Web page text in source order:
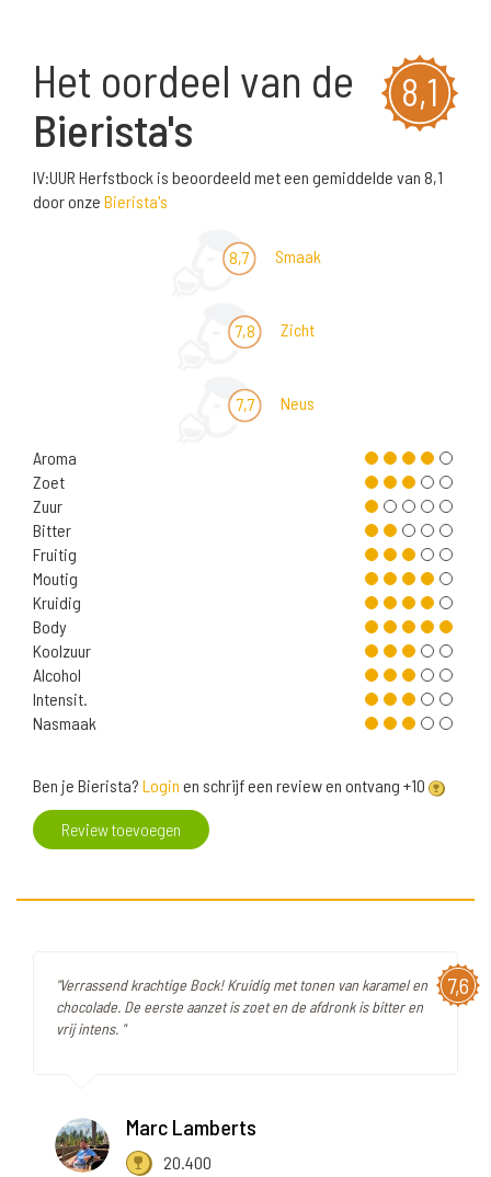
8,1
Het oordeel van de
Bierista's
IV:UUR Herfstbock is beoordeeld met een gemiddelde van 8,1
door onze Bierista's
8,7 Smaak
7,8 Zicht
7,7 Neus
Aroma
Zoet
Zuur
Bitter
Fruitig
Moutig
Kruidig
Body
Koolzuur
Alcohol
Intensit.
Nasmaak
Ben je Bierista? Login en schrijf een review en ontvang +10
Review toevoegen
7,6
"Verrassend krachtige Bock! Kruidig met tonen van karamel en
chocolade. De eerste aanzet is zoet en de afdronk is bitter en
vrij intens. "
Marc Lamberts
20.400